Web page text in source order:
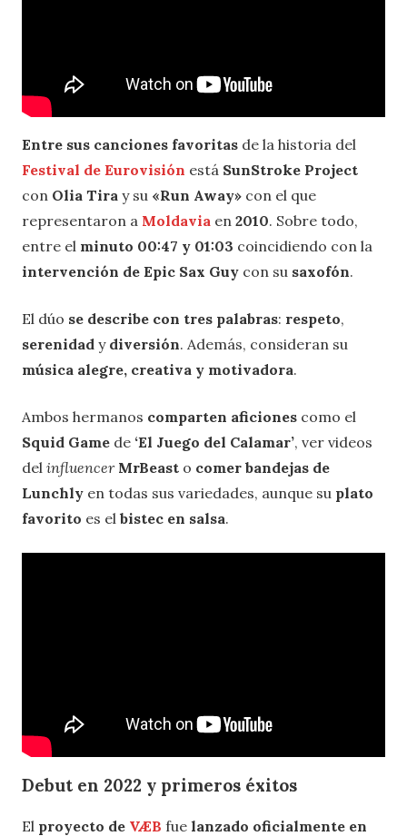
Entre sus canciones favoritas de la historia del
Festival de Eurovisión está SunStroke Project
con Olia Tira y su «Run Away» con el que
representaron a Moldavia en 2010. Sobre todo,
entre el minuto 00:47 y 01:03 coincidiendo con la
intervención de Epic Sax Guy con su saxofón.
El dúo se describe con tres palabras: respeto,
serenidad y diversión. Además, consideran su
música alegre, creativa y motivadora.
Ambos hermanos comparten aficiones como el
Squid Game de ‘El Juego del Calamar’, ver videos
del influencer MrBeast o comer bandejas de
Lunchly en todas sus variedades, aunque su plato
favorito es el bistec en salsa.
Debut en 2022 y primeros éxitos
El proyecto de VÆB fue lanzado oficialmente en